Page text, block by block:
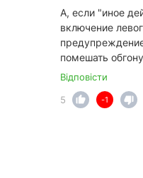
А, если "иное
включение
помешать
Відповісти
5
-1